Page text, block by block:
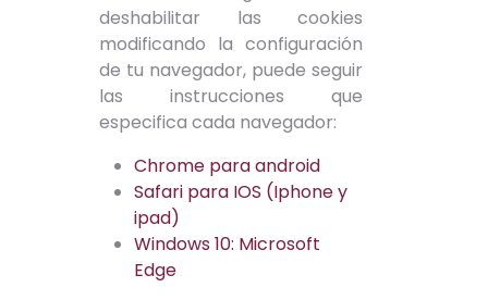
deshabilitar las cookies
modificando la configuración
de tu navegador, puede seguir
las instrucciones que
especifica cada navegador:
Chrome para android
Safari para IOS (Iphone y
ipad)
Windows 10: Microsoft
Edge